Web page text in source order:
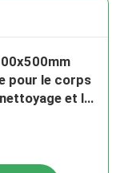
pour le corps
et le